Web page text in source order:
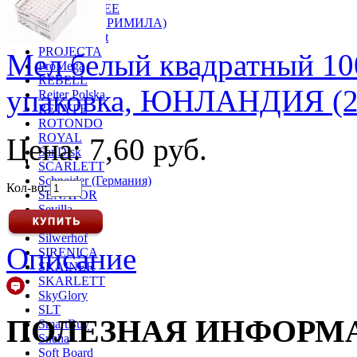
PRESENTREE
PRIMILA (ПРИМИЛА)
Proff Standart
PROJECTA
ProMega
REBELL
Reiter Polska
RETYPE
ROTONDO
ROYAL
SanDisk
SCARLETT
Schneider (Германия)
SENATOR
Sevilla
Shredstar
Silwerhof
SIRENICA
SKAINER
SKARLETT
SkyGlory
SLT
SmartBuy
Sneha
Soft Board
Мел белый квадратный
упаковка, ЮНЛАНДИЯ
Цена: 7,60 руб.
Кол-во:
Описание
ПОЛЕЗНАЯ